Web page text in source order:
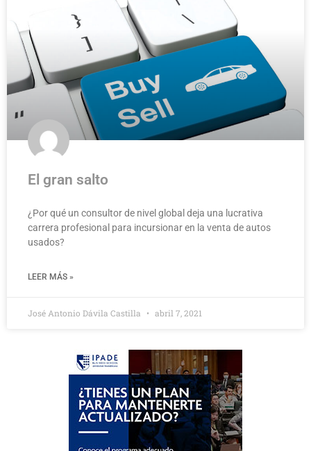
El gran salto
¿Por qué un consultor de nivel global deja una lucrativa
carrera profesional para incursionar en la venta de autos
usados?
LEER MÁS »
José Antonio Dávila Castilla abril 7, 2021